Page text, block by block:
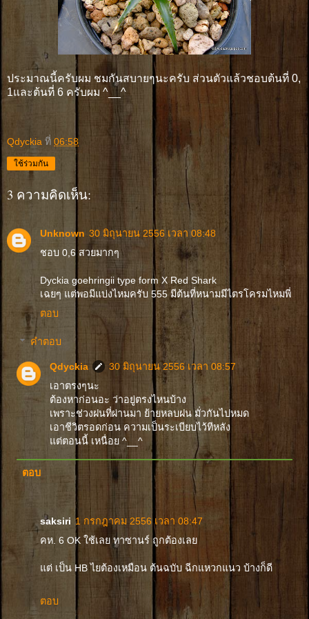
ประมาณนี้ครับผม ชมกันสบายๆนะครับ ส่วนตัวแล้วชอบต้นที่ 0,
1และต้นที่ 6 ครับผม ^__^
Qdyckia ที่ 06:58
ใช้ร่วมกัน
3 ความคิดเห็น:
Unknown 30 มิถุนายน 2556 เวลา 08:48
ชอบ 0,6 สวยมากๆ
Dyckia goehringii type form X Red Shark
เฉยๆ แต่พอมีแบ่งไหมครับ 555 มีต้นที่หนามมีไตรโครมไหมพี่
ตอบ
คำตอบ
Qdyckia
30 มิถุนายน 2556 เวลา 08:57
เอาตรงๆนะ
ต้องหาก่อนอะ ว่าอยู่ตรงไหนบ้าง
เพราะช่วงฝนที่ผ่านมา ย้ายหลบฝน มั่วกันไปหมด
เอาชีวิตรอดก่อน ความเป็นระเบียบไว้ทีหลัง
แต่ตอนนี้ เหนื่อย ^__^
ตอบ
saksiri 1 กรกฎาคม 2556 เวลา 08:47
คห. 6 OK ใช้เลย ทาซานร์ ถูกต้องเลย
แต่ เป็น HB ไยต้องเหมือน ต้นฉบับ ฉีกแหวกแนว บ้างก็ดี
ตอบ